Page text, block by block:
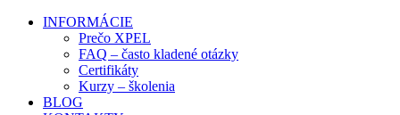
INFORMÁCIE
Prečo XPEL
FAQ – často kladené otázky
Certifikáty
Kurzy – školenia
BLOG